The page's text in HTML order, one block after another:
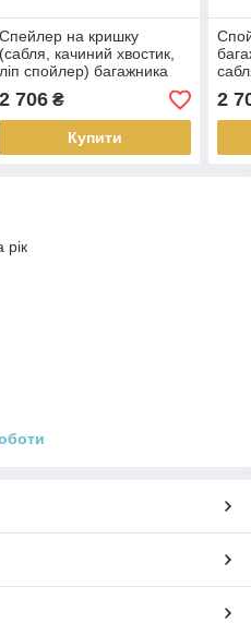
Спейлер на кришку
(сабля, качиний хвостик,
ліп спойлер) багажника
BMW X6 E71 2008-2014
г.в. M-style
2 706₴
Купити
2
рік